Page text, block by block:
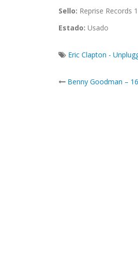
Sello: Reprise Records
Estado: Usado
Eric Clapton -
Post
Benny Goodman –